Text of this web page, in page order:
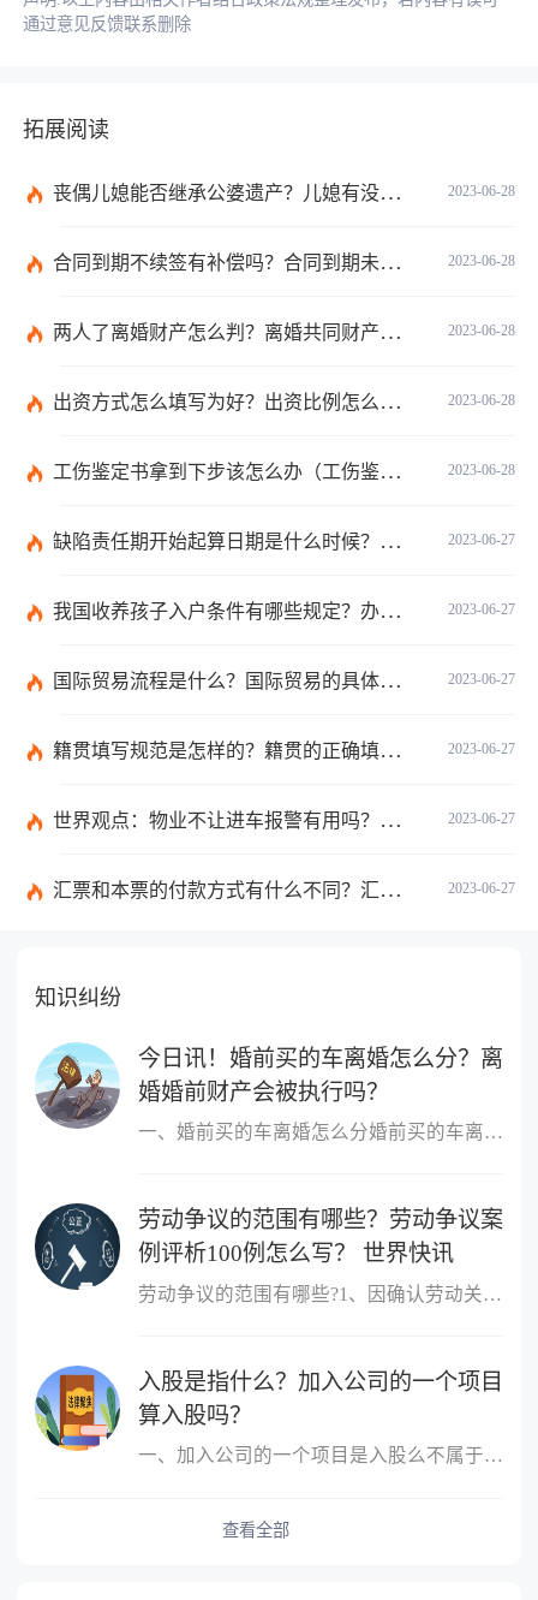
通过意见反馈联系删除
拓展阅读
2023-06-28
丧偶儿媳能否继承公婆遗产？儿媳有没有赡养老人的义务？
2023-06-28
合同到期不续签有补偿吗？合同到期未提前30天通知怎么赔偿？ 当前速看
2023-06-28
两人了离婚财产怎么判？离婚共同财产有哪些？_焦点快报
2023-06-28
出资方式怎么填写为好？出资比例怎么填写？
2023-06-28
工伤鉴定书拿到下步该怎么办（工伤鉴定后要是对伤残等级结论不服怎么办）
2023-06-27
缺陷责任期开始起算日期是什么时候？缺陷责任终止证书签发的必要条件是什么？
2023-06-27
我国收养孩子入户条件有哪些规定？办理收养登记的事实收养情况有几种？
2023-06-27
国际贸易流程是什么？国际贸易的具体流程的内容都有哪些？
2023-06-27
籍贯填写规范是怎样的？籍贯的正确填写规范是什么？-天天微动态
2023-06-27
世界观点：物业不让进车报警有用吗？小区不让业主进车该怎么投诉？
2023-06-27
汇票和本票的付款方式有什么不同？汇票和本票包含的交易数有什么不同？ 环球今热点
知识纠纷
今日讯！婚前买的车离婚怎么分？离
婚婚前财产会被执行吗？
一、婚前买的车离婚怎么分婚前买的车离婚，除另有约定外，一般归个
劳动争议的范围有哪些？劳动争议案
例评析100例怎么写？ 世界快讯
劳动争议的范围有哪些?1、因确认劳动关系发生的争议;2、因订立、履
入股是指什么？加入公司的一个项目
算入股吗？
一、加入公司的一个项目是入股么不属于，入股是指公司成立后，原始
查看全部